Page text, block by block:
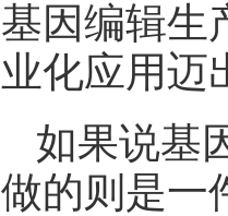
基因编辑生
业化应用迈
如果说基
做的则是